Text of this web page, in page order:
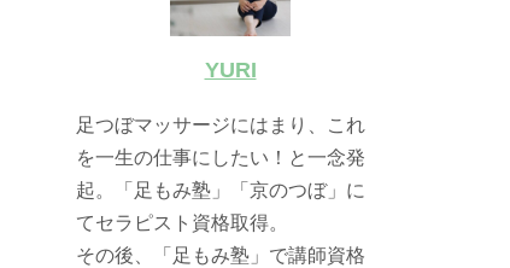
YURI
足つぼマッサージにはまり、これ
を一生の仕事にしたい！と一念発
起。「足もみ塾」「京のつぼ」に
てセラピスト資格取得。
その後、「足もみ塾」で講師資格